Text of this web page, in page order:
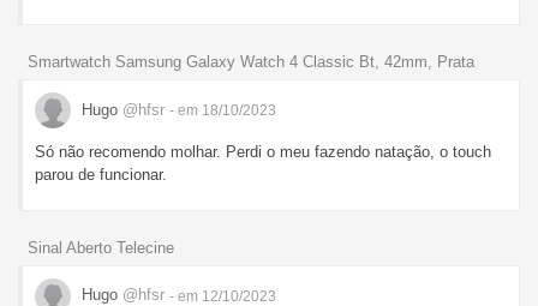
Smartwatch Samsung Galaxy Watch 4 Classic Bt, 42mm, Prata
Hugo @hfsr - em 18/10/2023
Só não recomendo molhar. Perdi o meu fazendo natação, o touch
parou de funcionar.
Sinal Aberto Telecine
Hugo @hfsr - em 12/10/2023